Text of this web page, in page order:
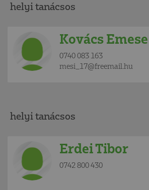
helyi tanácsos
Kovács Emese
0740 083 163
mesi_17@freemail.hu
helyi tanácsos
Erdei Tibor
0742 800 430